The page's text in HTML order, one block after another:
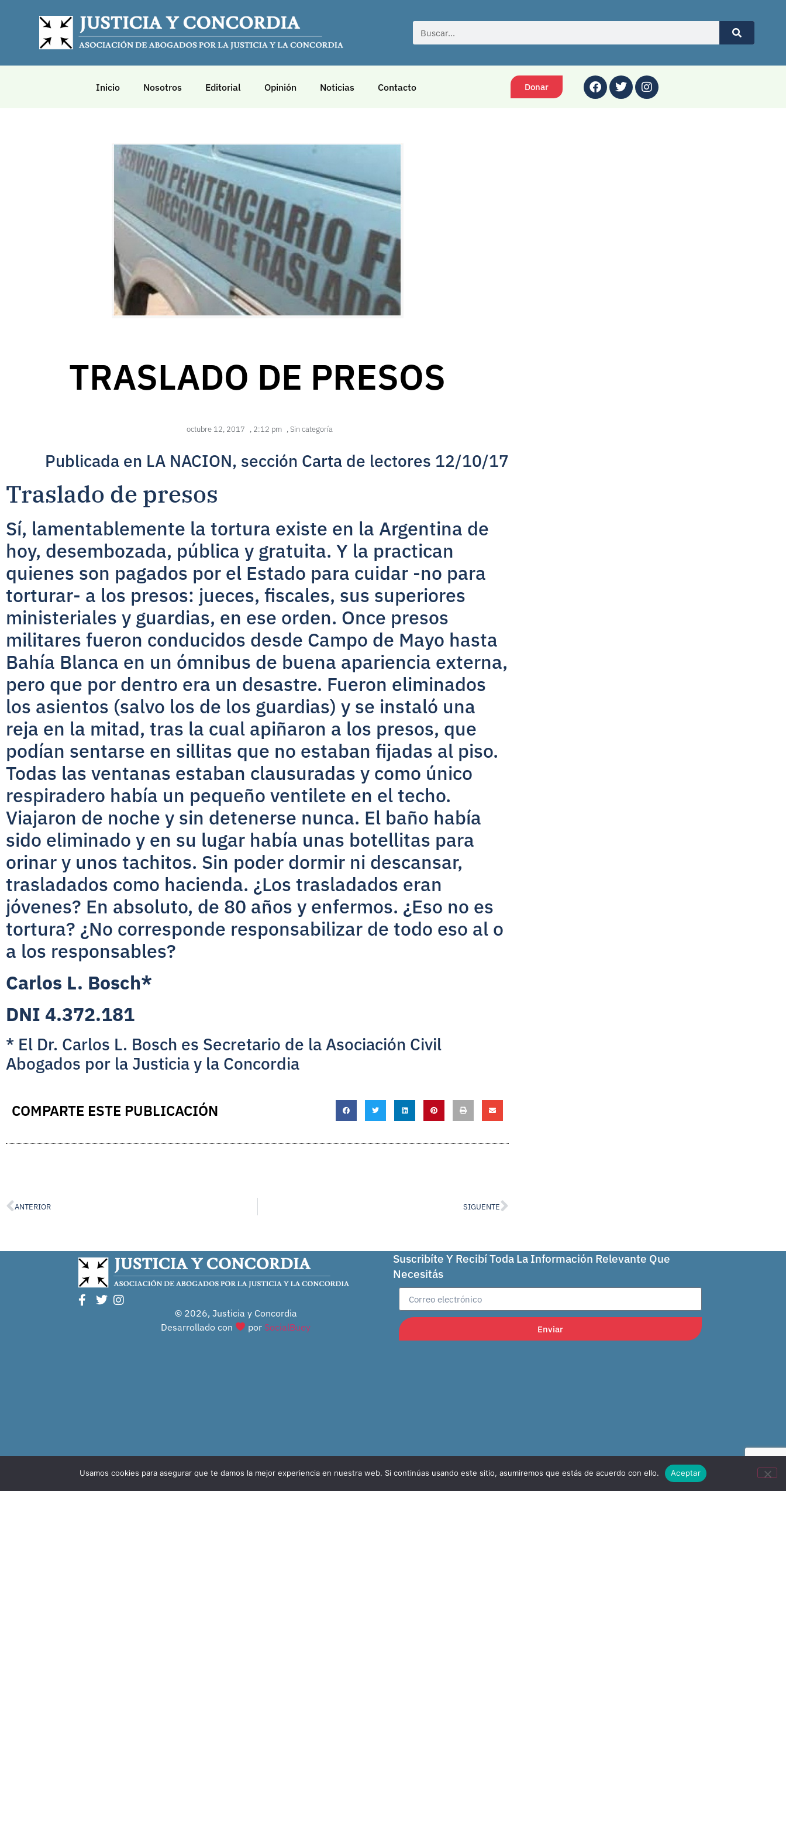
Inicio Nosotros Editorial Opinión Noticias Contacto Donar
TRASLADO DE PRESOS
octubre 12, 2017 , 2:12 pm ,Sin categoría
Publicada en LA NACION, sección Carta de lectores 12/10/17
Traslado de presos
Sí, lamentablemente la tortura existe en la Argentina de
hoy, desembozada, pública y gratuita. Y la practican
quienes son pagados por el Estado para cuidar -no para
torturar- a los presos: jueces, fiscales, sus superiores
ministeriales y guardias, en ese orden. Once presos
militares fueron conducidos desde Campo de Mayo hasta
Bahía Blanca en un ómnibus de buena apariencia externa,
pero que por dentro era un desastre. Fueron eliminados
los asientos (salvo los de los guardias) y se instaló una
reja en la mitad, tras la cual apiñaron a los presos, que
podían sentarse en sillitas que no estaban fijadas al piso.
Todas las ventanas estaban clausuradas y como único
respiradero había un pequeño ventilete en el techo.
Viajaron de noche y sin detenerse nunca. El baño había
sido eliminado y en su lugar había unas botellitas para
orinar y unos tachitos. Sin poder dormir ni descansar,
trasladados como hacienda. ¿Los trasladados eran
jóvenes? En absoluto, de 80 años y enfermos. ¿Eso no es
tortura? ¿No corresponde responsabilizar de todo eso al o
a los responsables?
Carlos L. Bosch*
DNI 4.372.181
* El Dr. Carlos L. Bosch es Secretario de la Asociación Civil
Abogados por la Justicia y la Concordia
COMPARTE ESTE PUBLICACIÓN
ANTERIOR SIGUENTE
© 2026, Justicia y Concordia
Desarrollado con
por SocialBuey
Suscribíte Y Recibí Toda La Información Relevante Que
Necesitás
Enviar
Usamos cookies para asegurar que te damos la mejor experiencia en nuestra web. Si continúas usando este sitio, asumiremos que estás de acuerdo con ello. Aceptar